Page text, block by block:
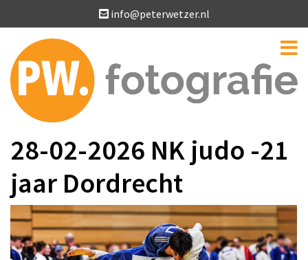
info@peterwetzer.nl
28-02-2026 NK judo -21
jaar Dordrecht